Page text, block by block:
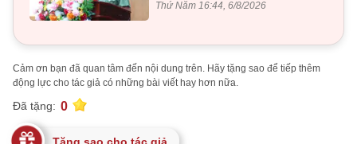
Thứ Năm 16:44, 6/8/2026
Cảm ơn bạn đã quan tâm đến nội dung trên. Hãy tặng sao để tiếp thêm
động lực cho tác giả có những bài viết hay hơn nữa.
Đã tặng: 0
Tặng sao cho tác giả